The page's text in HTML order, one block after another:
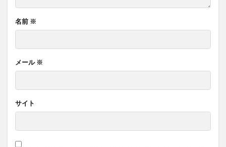
名前 ※
メール ※
サイト